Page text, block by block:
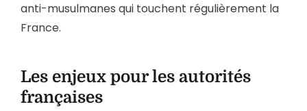
anti-musulmanes qui touchent régulièrement la
France.
Les enjeux pour les autorités
françaises